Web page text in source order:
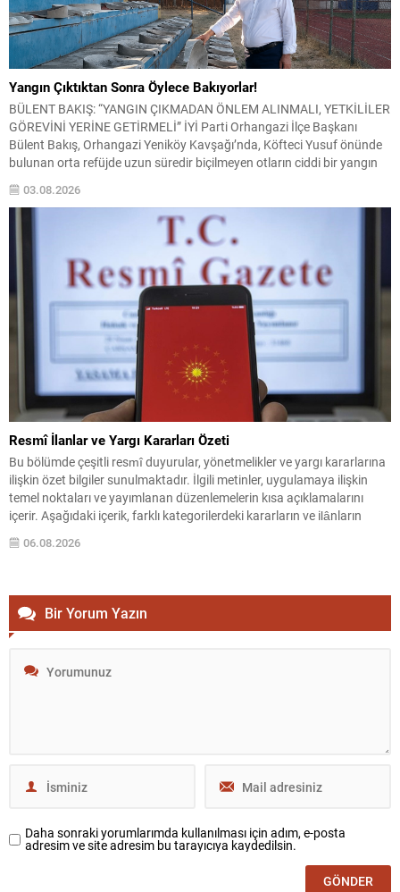
Yangın Çıktıktan Sonra Öylece Bakıyorlar!
BÜLENT BAKIŞ: “YANGIN ÇIKMADAN ÖNLEM ALINMALI, YETKİLİLER
GÖREVİNİ YERİNE GETİRMELİ” İYİ Parti Orhangazi İlçe Başkanı
Bülent Bakış, Orhangazi Yeniköy Kavşağı’nda, Köfteci Yusuf önünde
bulunan orta refüjde uzun süredir biçilmeyen otların ciddi bir yangın
bulundu. Bakış, özellikle yaz aylarında hava sıcaklıklarının artması ve
03.08.2026
Resmî İlanlar ve Yargı Kararları Özeti
Bu bölümde çeşitli resmî duyurular, yönetmelikler ve yargı kararlarına
ilişkin özet bilgiler sunulmaktadır. İlgili metinler, uygulamaya ilişkin
temel noktaları ve yayımlanan düzenlemelerin kısa açıklamalarını
içerir. Aşağıdaki içerik, farklı kategorilerdeki kararların ve ilânların
kolay okunur biçimde düzenlenmiş hâlidir. Önemli başlıklar kalın ve altı
çizili şekilde vurgulanmıştır; böylece dikkat çeken maddeler çabuk...
06.08.2026
Bir Yorum Yazın
Daha sonraki yorumlarımda kullanılması için adım, e-posta
adresim ve site adresim bu tarayıcıya kaydedilsin.